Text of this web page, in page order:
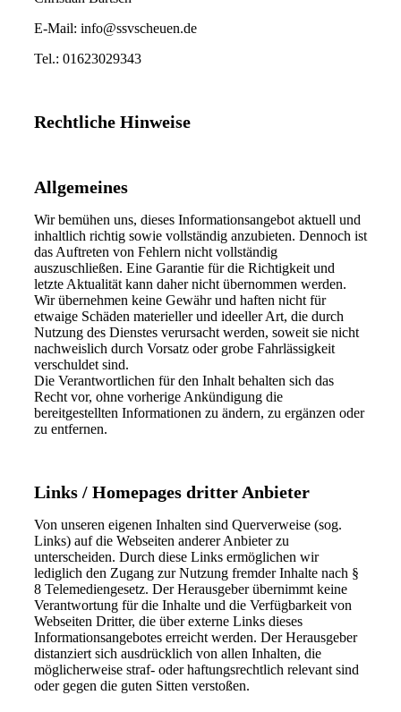
E-Mail: info@ssvscheuen.de
Tel.: 01623029343
Rechtliche Hinweise
Allgemeines
Wir bemühen uns, dieses Informationsangebot aktuell und
inhaltlich richtig sowie vollständig anzubieten. Dennoch ist
das Auftreten von Fehlern nicht vollständig
auszuschließen. Eine Garantie für die Richtigkeit und
letzte Aktualität kann daher nicht übernommen werden.
Wir übernehmen keine Gewähr und haften nicht für
etwaige Schäden materieller und ideeller Art, die durch
Nutzung des Dienstes verursacht werden, soweit sie nicht
nachweislich durch Vorsatz oder grobe Fahrlässigkeit
verschuldet sind.
Die Verantwortlichen für den Inhalt behalten sich das
Recht vor, ohne vorherige Ankündigung die
bereitgestellten Informationen zu ändern, zu ergänzen oder
zu entfernen.
Links / Homepages dritter Anbieter
Von unseren eigenen Inhalten sind Querverweise (sog.
Links) auf die Webseiten anderer Anbieter zu
unterscheiden. Durch diese Links ermöglichen wir
lediglich den Zugang zur Nutzung fremder Inhalte nach §
8 Telemediengesetz. Der Herausgeber übernimmt keine
Verantwortung für die Inhalte und die Verfügbarkeit von
Webseiten Dritter, die über externe Links dieses
Informationsangebotes erreicht werden. Der Herausgeber
distanziert sich ausdrücklich von allen Inhalten, die
möglicherweise straf- oder haftungsrechtlich relevant sind
oder gegen die guten Sitten verstoßen.